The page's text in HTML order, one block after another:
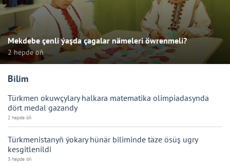
Mekdebe çenli ýaşda çagalar nämeleri öwrenmeli?
2 hepde öň
Bilim
Türkmen okuwçylary halkara matematika olimpiadasynda
dört medal gazandy
2 hepde öň
Türkmenistanyň ýokary hünär biliminde täze ösüş ugry
kesgitlenildi
3 hepde öň